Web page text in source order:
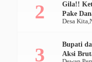
Desa Kita
Gila!!
Pake
Ratusan
Bupati
Aksi